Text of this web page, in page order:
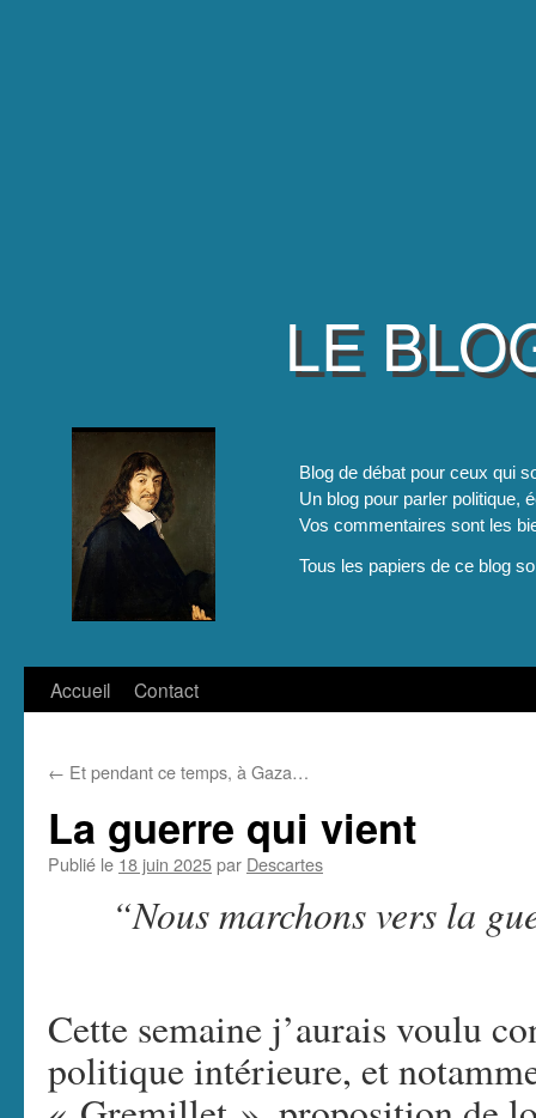
LE
Blog de débat pour ceux qui
Un blog pour parler politique,
Vos commentaires sont les
Tous les papiers de ce blog
Aller
contenu
Accueil Contact
← Et pendant ce temps, à Gaza…
La guerre qui vient
Publié le 18 juin 2025par Descartes
“Nous marchons vers la
Cette semaine j’aurais voulu
politique intérieure, et